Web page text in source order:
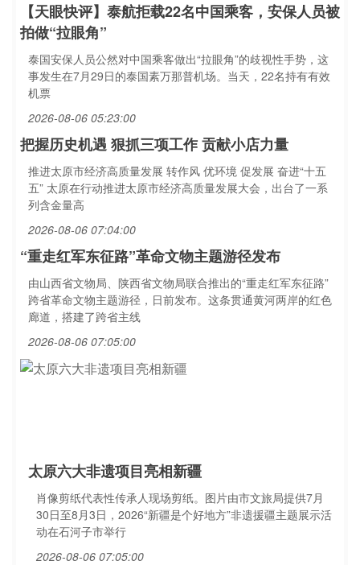
【天眼快评】泰航拒载22名中国乘客，安保人员被
拍做“拉眼角”
泰国安保人员公然对中国乘客做出“拉眼角”的歧视性手势，这
事发生在7月29日的泰国素万那普机场。当天，22名持有有效
机票
2026-08-06 05:23:00
把握历史机遇 狠抓三项工作 贡献小店力量
推进太原市经济高质量发展 转作风 优环境 促发展 奋进“十五
五” 太原在行动推进太原市经济高质量发展大会，出台了一系
列含金量高
2026-08-06 07:04:00
“重走红军东征路”革命文物主题游径发布
由山西省文物局、陕西省文物局联合推出的“重走红军东征路”
跨省革命文物主题游径，日前发布。这条贯通黄河两岸的红色
廊道，搭建了跨省主线
2026-08-06 07:05:00
太原六大非遗项目亮相新疆
肖像剪纸代表性传承人现场剪纸。图片由市文旅局提供7月
30日至8月3日，2026“新疆是个好地方”非遗援疆主题展示活
动在石河子市举行
2026-08-06 07:05:00